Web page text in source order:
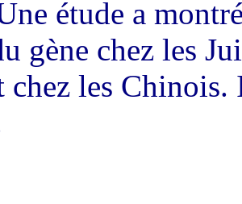
étude a
gène chez les
chez les